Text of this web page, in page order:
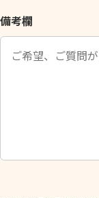
空
の
だ
備考欄